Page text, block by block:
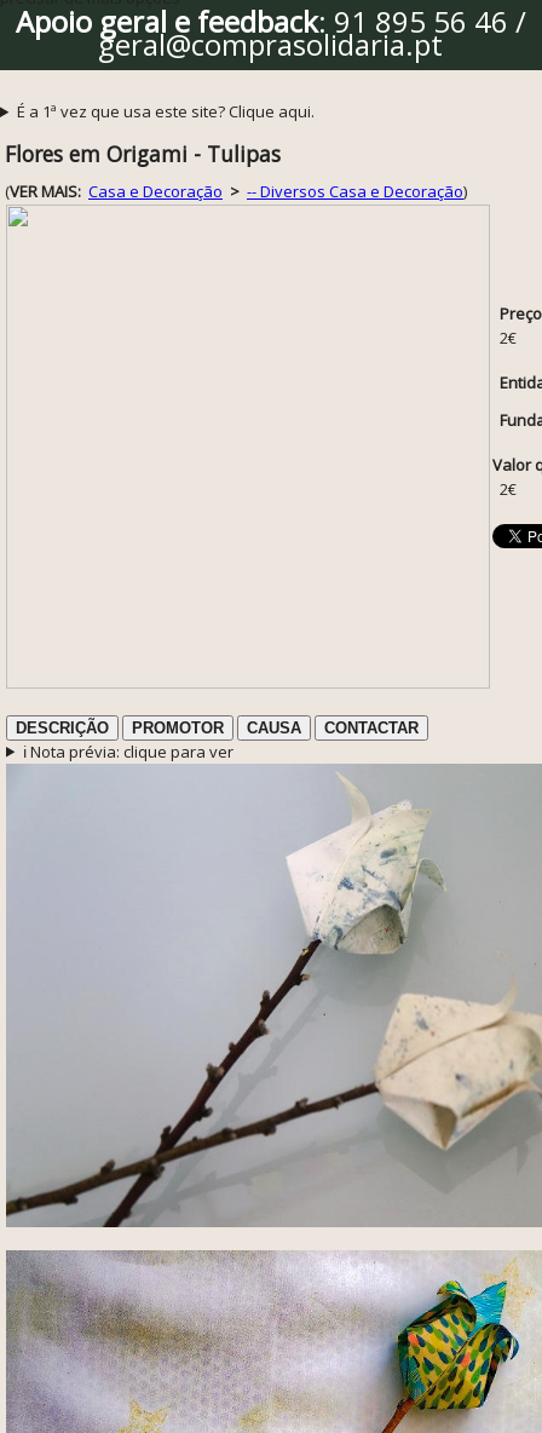
Apoio geral e feedback: 91 895 56 46 /
geral@comprasolidaria.pt
É a 1ª vez que usa este site? Clique aqui.
Flores em Origami - Tulipas
(VER MAIS: Casa e Decoração > -- Diversos Casa e Decoração)
2€
Valor
2€
DESCRIÇÃO PROMOTOR CAUSA CONTACTAR
ℹ️ Nota prévia: clique para ver